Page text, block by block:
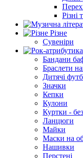
Різні
Різне
Сувеніри
Бандани
Браслети
Дитячі
Значки
Кепки
Кулони
Куртки -
Ланцюги
Майки
Маски на
Нашивки
Перстені